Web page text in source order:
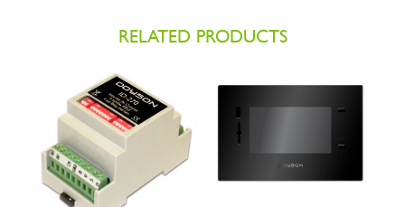
RELATED PRODUCTS